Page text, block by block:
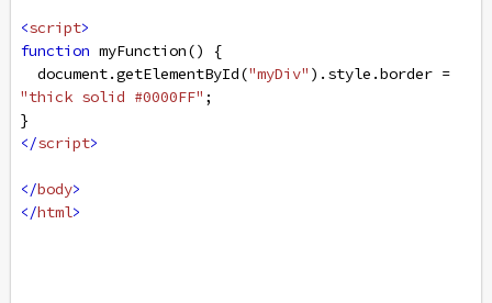
<script>
function myFunction() {
document.getElementById("myDiv" ). style .border =
"thick solid #0000FF" ;
}
</script>
</body>
</html>